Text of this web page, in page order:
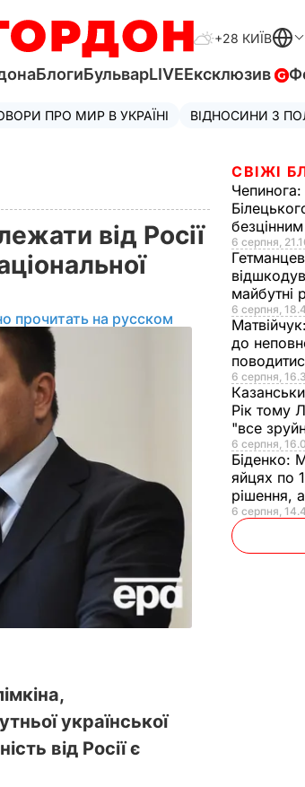
+28 КИЇВ
БлогиБульварLIVEЕксклюзив
ПРО МИР В УКРАЇНІ ВІДНОСИНИ З
від Росії
прочитать на русском
української
від Росії є
СВІЖІ
Чепинога:
безцінним
6 серпня,
майбутні
6 серпня,
Матвійчук:
до
6 серпня,
Рік тому
"все
6 серпня,
Біденко:
яйцях по
рішення,
6 серпня,